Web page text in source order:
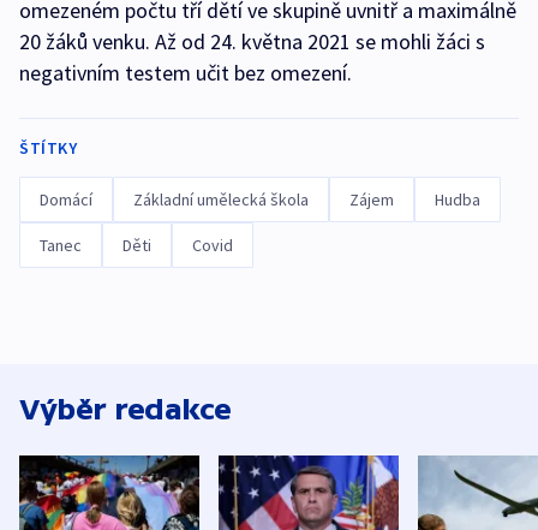
omezeném počtu tří dětí ve skupině uvnitř a maximálně
20 žáků venku. Až od 24. května 2021 se mohli žáci s
negativním testem učit bez omezení.
ŠTÍTKY
Domácí Základní umělecká škola Zájem Hudba
Tanec Děti Covid
Výběr redakce